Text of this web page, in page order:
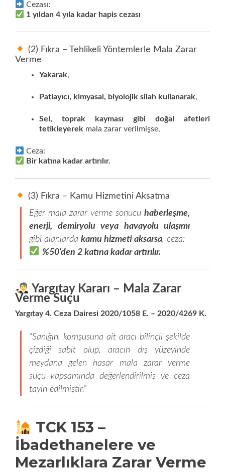
Cezası:
1 yıldan 4 yıla kadar hapis cezası
(2) Fıkra – Tehlikeli Yöntemlerle Mala Zarar
Verme
Yakarak,
Patlayıcı, kimyasal, biyolojik silah kullanarak,
Sel, toprak kayması gibi doğal afetleri
tetikleyerek mala zarar verilmişse,
Ceza:
Bir katına kadar artırılır.
(3) Fıkra – Kamu Hizmetini Aksatma
Eğer mala zarar verme sonucu haberleşme,
enerji, demiryolu veya havayolu ulaşımı
gibi alanlarda kamu hizmeti aksarsa, ceza:
%50’den 2 katına kadar artırılır.
Yargıtay Kararı – Mala Zarar
Verme Suçu
Yargıtay 4. Ceza Dairesi 2020/1058 E. – 2020/4269 K.
“Sanığın, komşusuna ait aracı bilinçli şekilde
çizdiği sabit olup, aracın dış yüzeyinde
meydana gelen hasar mala zarar verme
suçu kapsamında değerlendirilmiş ve ceza
tayin edilmiştir.”
TCK 153 –
İbadethanelere ve
Mezarlıklara Zarar Verme